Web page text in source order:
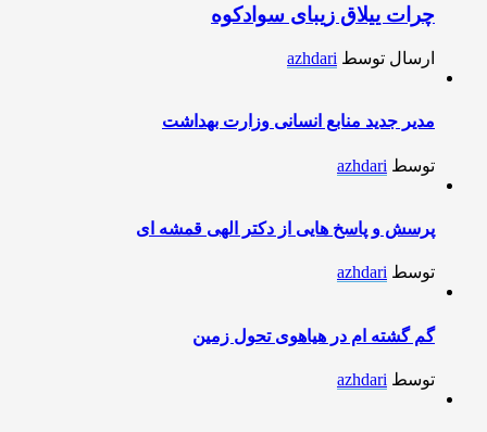
چرات ییلاق زیبای سوادکوه
ارسال توسط azhdari
مدیر جدید منابع انسانی وزارت بهداشت
توسط azhdari
پرسش و پاسخ هایی از دکتر الهی قمشه ای
توسط azhdari
گم گشته ام در هیاهوی تحول زمین
توسط azhdari